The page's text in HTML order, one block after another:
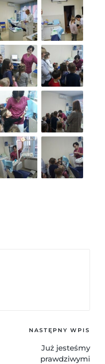
NASTĘPNY WPIS
Już jesteśmy
prawdziwymi